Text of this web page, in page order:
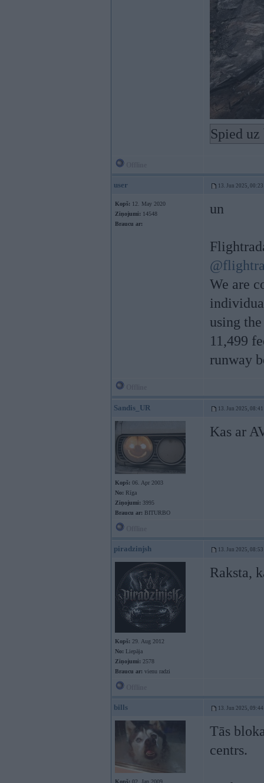
Spied
user 13. Jun 2025, 00:23
Kopš: 12. May 2020
Ziņojumi: 14548
Braucu ar:
un
We are
using
11,499
runway
Sandis_UR 13. Jun 2025, 08:41
Kopš: 06. Apr 2003
No: Rīga
Ziņojumi: 3995
Braucu ar: BITURBO
Kas ar
piradzinjsh 13. Jun 2025, 08:53
Kopš: 29. Aug 2012
No: Liepāja
Ziņojumi: 2578
Braucu ar: vienu radzi
Raksta,
bills 13. Jun 2025, 09:44
Kopš: 02. Jan 2009
Tās
centrs.